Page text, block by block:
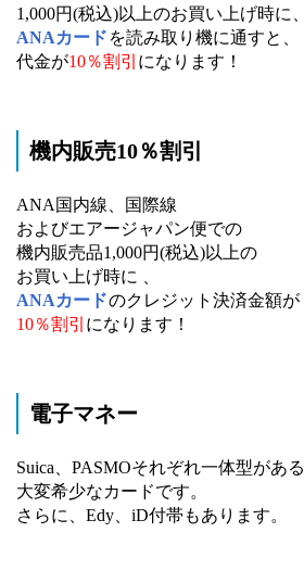
1,000円(税込)以上のお買い上げ時に、
ANAカード を読み取り機に通すと、
代金が10％割引 になります！
機内販売10％割引
ANA国内線、国際線
およびエアージャパン便での
機内販売品1,000円(税込)以上の
お買い上げ時に 、
ANAカードのクレジット決済金額が
10％割引 になります！
電子マネー
Suica、PASMOそれぞれ一体型がある
大変希少なカードです。
さらに、Edy、iD付帯もあります。